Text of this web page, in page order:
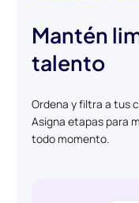
Mantén
talento
Ordena y filtra a tus
Asigna etapas para
todo momento.